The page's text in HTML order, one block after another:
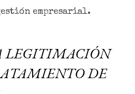
empresarial.
LEGITIMACIÓN
DE